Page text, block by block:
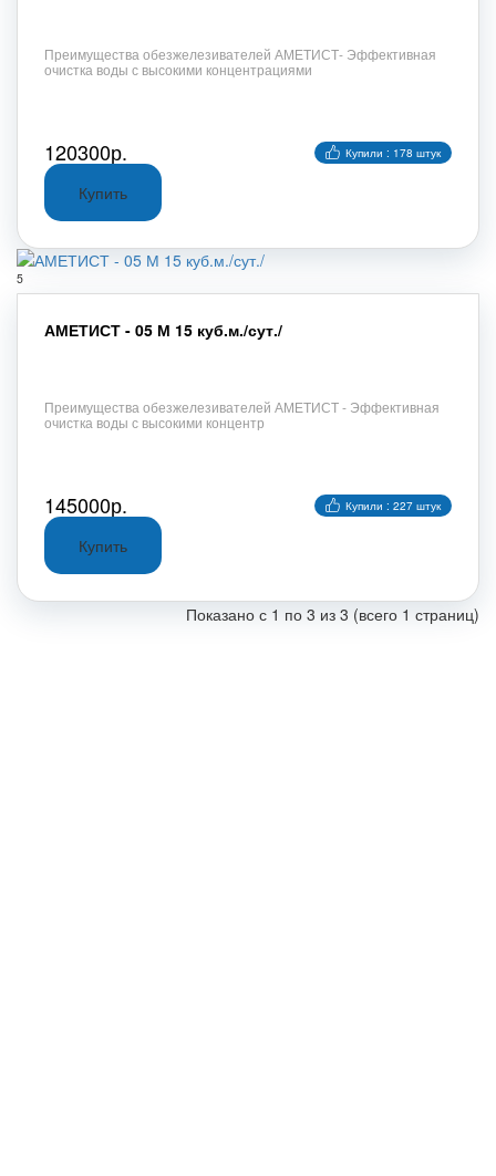
Преимущества обезжелезивателей АМЕТИСТ- Эффективная
очистка воды с высокими концентрациями
120300р. Купили : 178 штук
5
АМЕТИСТ - 05 М 15 куб.м./сут./
Преимущества обезжелезивателей АМЕТИСТ - Эффективная
очистка воды с высокими концентр
145000р. Купили : 227 штук
Показано с 1 по 3 из 3 (всего 1 страниц)